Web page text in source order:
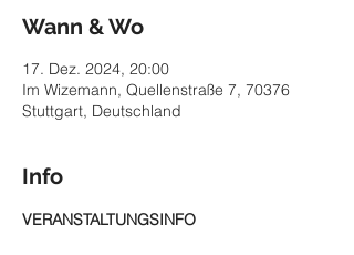
Wann & Wo
17. Dez. 2024, 20:00
Im Wizemann, Quellenstraße 7, 70376
Stuttgart, Deutschland
Info
VERANSTALTUNGSINFO